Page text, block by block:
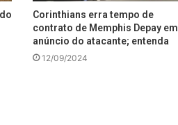
Corinthians erra tempo de
contrato de Memphis Depay em
anúncio do atacante; entenda
12/09/2024